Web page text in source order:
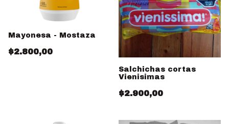
Mayonesa - Mostaza
$2.800,00
Salchichas cortas
Vienisimas
$2.900,00